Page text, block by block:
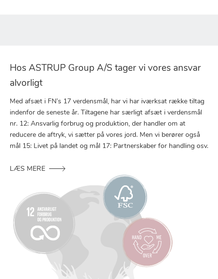
Hos ASTRUP Group A/S tager vi vores ansvar
alvorligt
Med afsæt i FN’s 17 verdensmål, har vi har iværksat række tiltag
indenfor de seneste år. Tiltagene har særligt afsæt i verdensmål
nr. 12: Ansvarlig forbrug og produktion, der handler om at
reducere de aftryk, vi sætter på vores jord. Men vi berører også
mål 15: Livet på landet og mål 17: Partnerskaber for handling osv.
LÆS MERE